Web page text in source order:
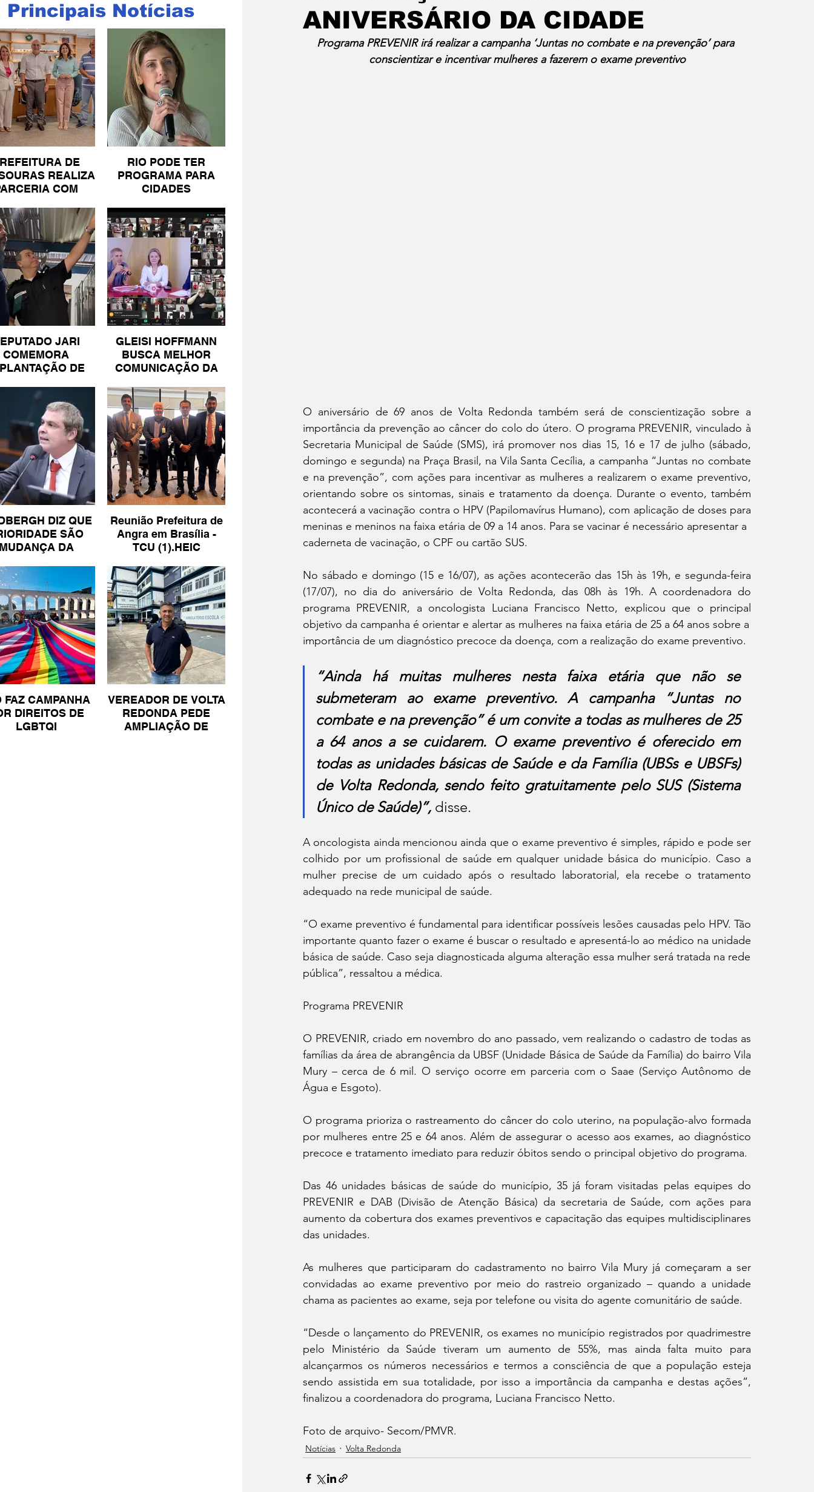
Principais Notícias
DE
REALIZA
COM
RIO PODE TER
PROGRAMA PARA
CIDADES
JARI
COMEMORA
DE
GLEISI HOFFMANN
BUSCA MELHOR
COMUNICAÇÃO DA
DIZ QUE
SÃO
DA
DE IR
Reunião Prefeitura de
Angra em Brasília -
TCU (1).HEIC
FAZ CAMPANHA
DIREITOS DE
LGBTQI
VEREADOR DE VOLTA
REDONDA PEDE
AMPLIAÇÃO DE
Volta Redonda
ANIVERSÁRIO DA CIDADE
Programa PREVENIR irá realizar a campanha ‘Juntas no combate e na prevenção’ para
conscientizar e incentivar mulheres a fazerem o exame preventivo
O aniversário de 69 anos de Volta Redonda também será de conscientização sobre a
importância da prevenção ao câncer do colo do útero. O programa PREVENIR, vinculado à
Secretaria Municipal de Saúde (SMS), irá promover nos dias 15, 16 e 17 de julho (sábado,
domingo e segunda) na Praça Brasil, na Vila Santa Cecília, a campanha “Juntas no combate
e na prevenção”, com ações para incentivar as mulheres a realizarem o exame preventivo,
orientando sobre os sintomas, sinais e tratamento da doença. Durante o evento, também
acontecerá a vacinação contra o HPV (Papilomavírus Humano), com aplicação de doses para
meninas e meninos na faixa etária de 09 a 14 anos. Para se vacinar é necessário apresentar a
caderneta de vacinação, o CPF ou cartão SUS.
No sábado e domingo (15 e 16/07), as ações acontecerão das 15h às 19h, e segunda-feira
(17/07), no dia do aniversário de Volta Redonda, das 08h às 19h. A coordenadora do
programa PREVENIR, a oncologista Luciana Francisco Netto, explicou que o principal
objetivo da campanha é orientar e alertar as mulheres na faixa etária de 25 a 64 anos sobre a
importância de um diagnóstico precoce da doença, com a realização do exame preventivo.
“Ainda há muitas mulheres nesta faixa etária que não se
submeteram ao exame preventivo. A campanha “Juntas no
combate e na prevenção” é um convite a todas as mulheres de 25
a 64 anos a se cuidarem. O exame preventivo é oferecido em
todas as unidades básicas de Saúde e da Família (UBSs e UBSFs)
de Volta Redonda, sendo feito gratuitamente pelo SUS (Sistema
Único de Saúde)”, disse.
A oncologista ainda mencionou ainda que o exame preventivo é simples, rápido e pode ser
colhido por um profissional de saúde em qualquer unidade básica do município. Caso a
mulher precise de um cuidado após o resultado laboratorial, ela recebe o tratamento
adequado na rede municipal de saúde.
“O exame preventivo é fundamental para identificar possíveis lesões causadas pelo HPV. Tão
importante quanto fazer o exame é buscar o resultado e apresentá-lo ao médico na unidade
básica de saúde. Caso seja diagnosticada alguma alteração essa mulher será tratada na rede
pública”, ressaltou a médica.
Programa PREVENIR
O PREVENIR, criado em novembro do ano passado, vem realizando o cadastro de todas as
famílias da área de abrangência da UBSF (Unidade Básica de Saúde da Família) do bairro Vila
Mury – cerca de 6 mil. O serviço ocorre em parceria com o Saae (Serviço Autônomo de
Água e Esgoto).
O programa prioriza o rastreamento do câncer do colo uterino, na população-alvo formada
por mulheres entre 25 e 64 anos. Além de assegurar o acesso aos exames, ao diagnóstico
precoce e tratamento imediato para reduzir óbitos sendo o principal objetivo do programa.
Das 46 unidades básicas de saúde do município, 35 já foram visitadas pelas equipes do
PREVENIR e DAB (Divisão de Atenção Básica) da secretaria de Saúde, com ações para
aumento da cobertura dos exames preventivos e capacitação das equipes multidisciplinares
das unidades.
As mulheres que participaram do cadastramento no bairro Vila Mury já começaram a ser
convidadas ao exame preventivo por meio do rastreio organizado – quando a unidade
chama as pacientes ao exame, seja por telefone ou visita do agente comunitário de saúde.
“Desde o lançamento do PREVENIR, os exames no município registrados por quadrimestre
pelo Ministério da Saúde tiveram um aumento de 55%, mas ainda falta muito para
alcançarmos os números necessários e termos a consciência de que a população esteja
sendo assistida em sua totalidade, por isso a importância da campanha e destas ações”,
finalizou a coordenadora do programa, Luciana Francisco Netto.
Foto de arquivo- Secom/PMVR.
Notícias Volta Redonda